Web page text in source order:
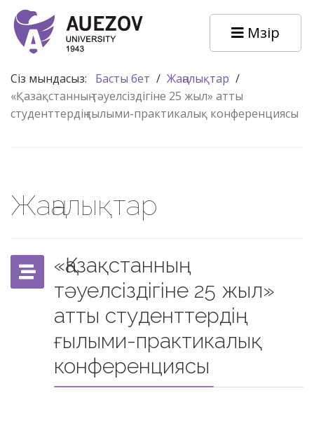
Мәзір
Сіз мындасыз: Басты бет / Жаңалықтар /
«Қазақстанның тәуелсіздігіне 25 жыл» атты
студенттердің ғылыми-практикалық конференциясы
Жаңалықтар
«Қазақстанның
тәуелсіздігіне 25 жыл»
атты студенттердің
ғылыми-практикалық
конференциясы